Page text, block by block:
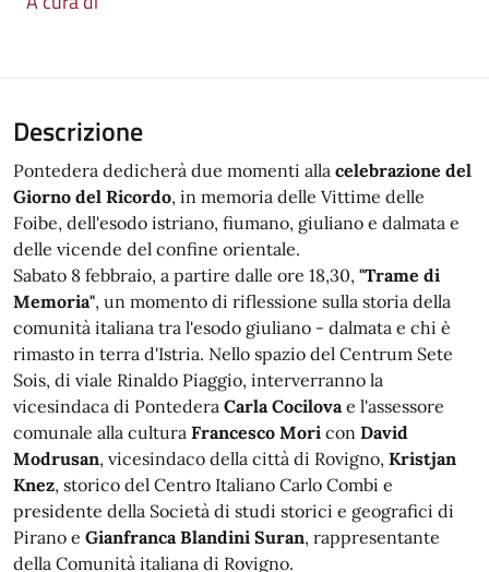
Descrizione
Pontedera dedicherà due momenti alla celebrazione del
Giorno del Ricordo, in memoria delle Vittime delle
Foibe, dell'esodo istriano, fiumano, giuliano e dalmata e
delle vicende del confine orientale.
Sabato 8 febbraio, a partire dalle ore 18,30, "Trame di
Memoria", un momento di riflessione sulla storia della
comunità italiana tra l'esodo giuliano - dalmata e chi è
rimasto in terra d'Istria. Nello spazio del Centrum Sete
Sois, di viale Rinaldo Piaggio, interverranno la
vicesindaca di Pontedera Carla Cocilovae l'assessore
comunale alla cultura Francesco Mori con David
Modrusan, vicesindaco della città di Rovigno, Kristjan
Knez, storico del Centro Italiano Carlo Combi e
presidente della Società di studi storici e geografici di
Pirano e Gianfranca Blandini Suran, rappresentante
della Comunità italiana di Rovigno.